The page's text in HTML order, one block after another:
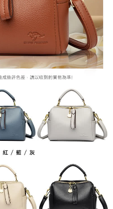
之「AFTEE先享後付」服務完成之交
資料，並將交易相關給付款項請求債
下網址：
理人或監護人之同意方可使用
者引起之損失，本公司不負相關責
度不足之情形，本公司將視審查結果
資訊註冊。若發現惡意使用之情形，
戶之使用額度並採取法律行動。
)免運費
)免運費